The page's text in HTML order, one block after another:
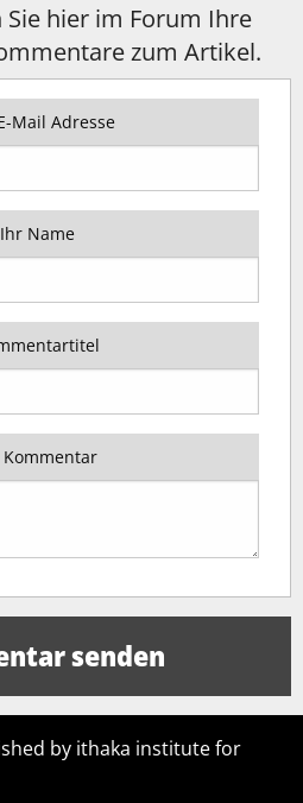
hier im Forum Ihre
zum Artikel.
Mail Adresse
Ihr Name
by ithaka institute for